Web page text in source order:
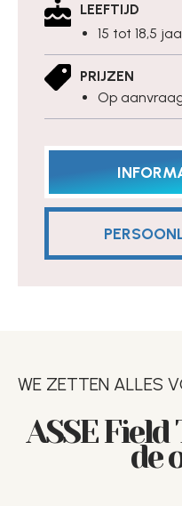
LEEFTIJD
15 tot 18,5
PRIJZEN
Op
WE ZETTEN ALLES
ASSE
de